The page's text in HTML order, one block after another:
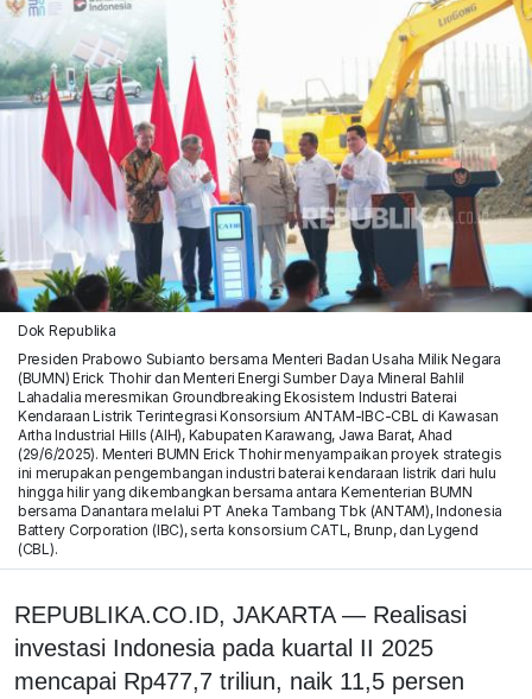
Dok Republika
Presiden Prabowo Subianto bersama Menteri Badan Usaha Milik Negara
(BUMN) Erick Thohir dan Menteri Energi Sumber Daya Mineral Bahlil
Lahadalia meresmikan Groundbreaking Ekosistem Industri Baterai
Kendaraan Listrik Terintegrasi Konsorsium ANTAM-IBC-CBL di Kawasan
Artha Industrial Hills (AIH), Kabupaten Karawang, Jawa Barat, Ahad
(29/6/2025). Menteri BUMN Erick Thohir menyampaikan proyek strategis
ini merupakan pengembangan industri baterai kendaraan listrik dari hulu
hingga hilir yang dikembangkan bersama antara Kementerian BUMN
bersama Danantara melalui PT Aneka Tambang Tbk (ANTAM), Indonesia
Battery Corporation (IBC), serta konsorsium CATL, Brunp, dan Lygend
(CBL).
REPUBLIKA.CO.ID, JAKARTA — Realisasi
investasi Indonesia pada kuartal II 2025
mencapai Rp477,7 triliun, naik 11,5 persen